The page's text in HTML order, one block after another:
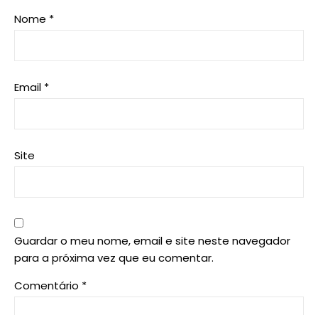
Nome *
Email *
Site
Guardar o meu nome, email e site neste navegador
para a próxima vez que eu comentar.
Comentário *